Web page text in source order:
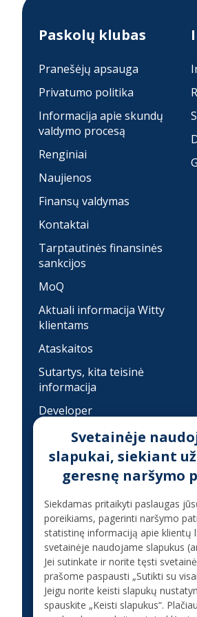
Paskolų klubas
Pranešėjų apsauga
Privatumo politika
Informacija apie skundų
valdymo procesą
Renginiai
Naujienos
Finansų valdymas
Kontaktai
Tarptautinės finansinės
sankcijos
MoQ
Aktuali informacija Witty
klientams
Ataskaitos
Sutartys, kita teisinė
informacija
Developer
Įkainiai
Finansinis sukčiavimas
Konsultacija telefonu
+37070080075
(skambinant iš užsienio
Vartojimo paskola Kreditas
Svetainėje
slapukai, siekiant
geresnę naršymo
Siekdamas pritaikyti paslaugas
poreikiams, pagerinti naršymo
statistinę informaciją apie klientų
svetainėje naudojame slapukus
Jei sutinkate ir norite tęsti
prašome paspausti „Sutikti su
Jeigu norite keisti slapukų
spauskite „Keisti slapukus“.